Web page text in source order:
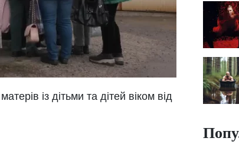
із дітьми та дітей віком від